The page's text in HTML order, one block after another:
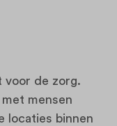
voor de zorg.
mensen
locaties binnen